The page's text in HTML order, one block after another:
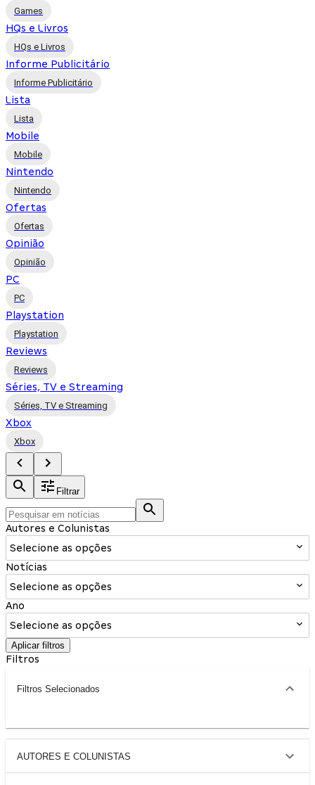
Games
HQs e Livros
HQs e Livros
Informe Publicitário
Informe Publicitário
Lista
Lista
Mobile
Mobile
Nintendo
Nintendo
Ofertas
Ofertas
Opinião
Opinião
PC
PC
Playstation
Playstation
Reviews
Reviews
Séries, TV e Streaming
Séries, TV e Streaming
Xbox
Xbox
Filtrar
Autores e Colunistas
Selecione as opções
Notícias
Selecione as opções
Ano
Selecione as opções
Aplicar filtros
Filtros
Filtros Selecionados
AUTORES E COLUNISTAS